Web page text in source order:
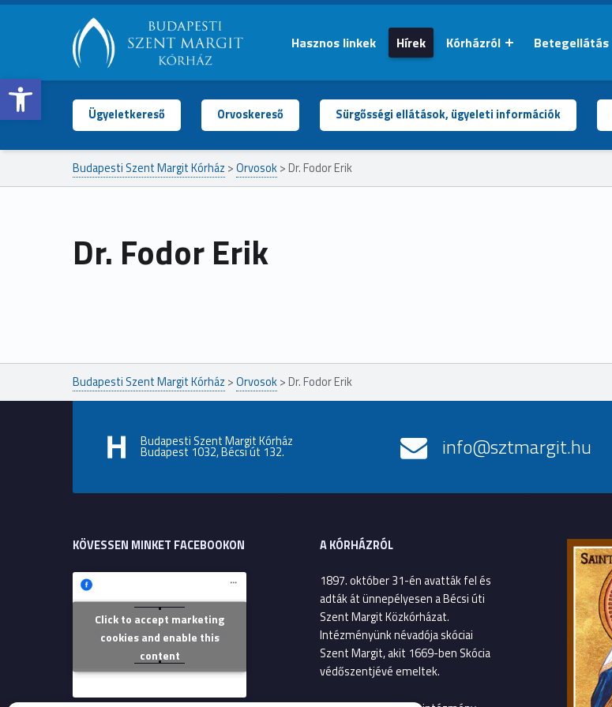
Open toolbar BUDAPESTI
SZENT
MARGIT
KÓRHÁZ
Hasznos linkek Hírek Kórházról Betegellátás
Ügyeletkereső Orvoskereső Sürgősségi ellátások, ügyeleti információk
Budapesti Szent Margit Kórház >Orvosok> Dr. Fodor Erik
Dr. Fodor Erik
Budapesti Szent Margit Kórház >Orvosok> Dr. Fodor Erik
Budapesti Szent Margit Kórház
Budapest 1032, Bécsi út 132. info@sztmargit.hu
KÖVESSEN MINKET FACEBOOKON
Szent Margit Kórház
Click to accept marketing
cookies and enable this
content
A KÓRHÁZRÓL
1897. október 31-én avatták fel és
adták át ünnepélyesen a Bécsi úti
Szent Margit Közkórházat.
Intézményünk névadója skóciai
Szent Margit, akit 1669-ben Skócia
védőszentjévé emeltek.